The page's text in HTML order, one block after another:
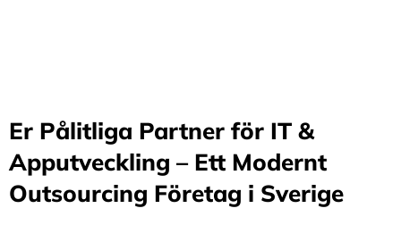
Er Pålitliga Partner för IT &
Apputveckling – Ett Modernt
Outsourcing Företag i Sverige